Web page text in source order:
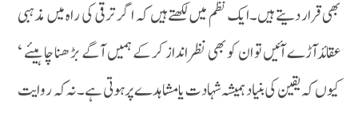
بھی قرار دیتے ہیں۔ایک نظم میں لکھتے ہیں کہ اگر ترقی کی راہ میں مذہبی
عقائدآڑے آئیں تو ان کو بھی نظر انداز کر کے ہمیں آگے بڑھنا چاہیئے ‘
کیوں کہ یقین کی بنیاد ہمیشہ شہادت یا مشاہدے پر ہوتی ہے ۔ نہ کہ روایت